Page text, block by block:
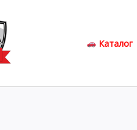
Каталог